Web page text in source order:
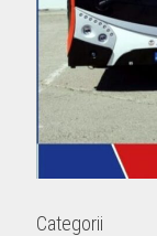
Categorii